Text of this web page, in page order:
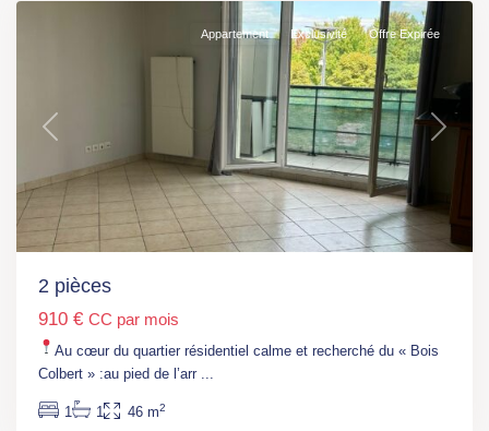
Previous Next
Appartement Exclusivité Offre Expirée
2 pièces
910 € CC par mois
Au cœur du quartier résidentiel calme et recherché du « Bois
Colbert » :au pied de l’arr ...
1 1 46 m2
Côte
d’Azur,
sur-